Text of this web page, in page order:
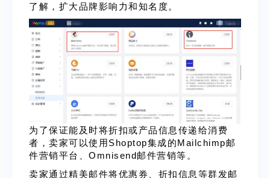
了解，扩大品牌影响力和知名度。
为了保证能及时将折扣或产品信息传递给消费
者，卖家可以使用Shoptop集成的Mailchimp邮
件营销平台、Omnisend邮件营销等。
卖家通过精美邮件将优惠券、折扣信息等群发邮